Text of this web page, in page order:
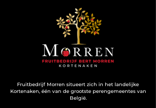
Fruitbedrijf Morren situeert zich in het landelijke
Kortenaken, één van de grootste perengemeentes van
België.